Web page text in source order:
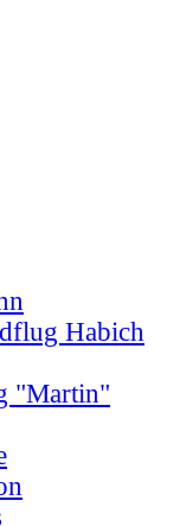
Habich
"Martin"